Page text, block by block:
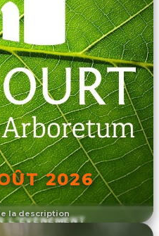
la description
2026
L'ÉVÉNEMENT